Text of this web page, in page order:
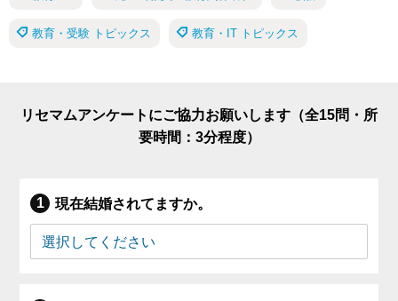
教育・受験 トピックス 教育・IT トピックス
リセマムアンケートにご協力お願いします（全15問・所
要時間：3分程度）
現在結婚されてますか。